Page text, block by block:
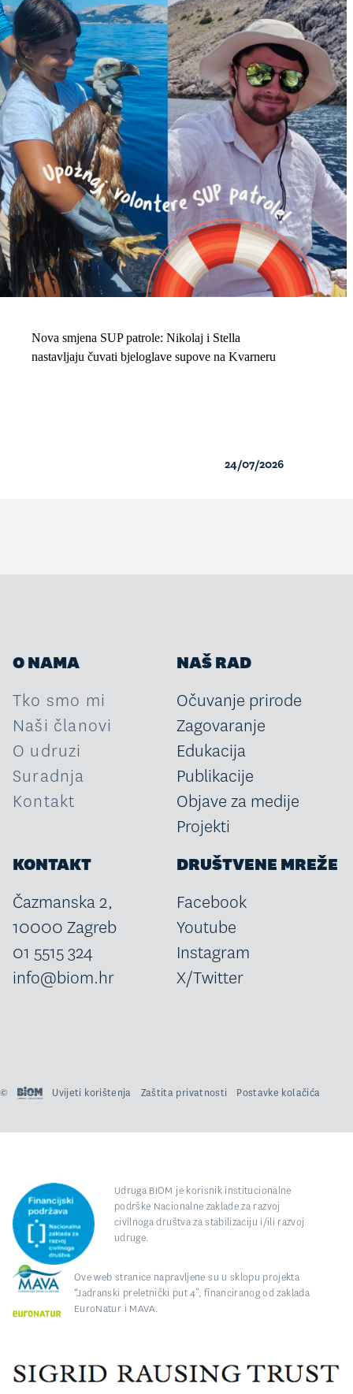
Nova smjena SUP patrole: Nikolaj i Stella
nastavljaju čuvati bjeloglave supove na Kvarneru
24/07/2026
O NAMA
Tko smo mi
Naši članovi
O udruzi
Suradnja
Kontakt
NAŠ RAD
Očuvanje prirode
Zagovaranje
Edukacija
Publikacije
Objave za medije
Projekti
KONTAKT
Čazmanska 2,
10000 Zagreb
01 5515 324
info@biom.hr
DRUŠTVENE MREŽE
Facebook
Youtube
Instagram
X/Twitter
© Uvijeti korištenja Zaštita privatnosti Postavke kolačića
Udruga BIOM je korisnik institucionalne
podrške Nacionalne zaklade za razvoj
civilnoga društva za stabilizaciju i/ili razvoj
udruge.
Ove web stranice napravljene su u sklopu projekta
“Jadranski preletnički put 4”, financiranog od zaklada
EuroNatur i MAVA.